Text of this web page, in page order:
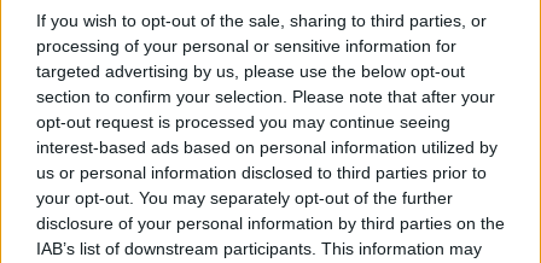
If you wish to opt-out of the sale, sharing to third parties, or
processing of your personal or sensitive information for
targeted advertising by us, please use the below opt-out
section to confirm your selection. Please note that after your
opt-out request is processed you may continue seeing
interest-based ads based on personal information utilized by
us or personal information disclosed to third parties prior to
your opt-out. You may separately opt-out of the further
disclosure of your personal information by third parties on the
IAB’s list of downstream participants. This information may